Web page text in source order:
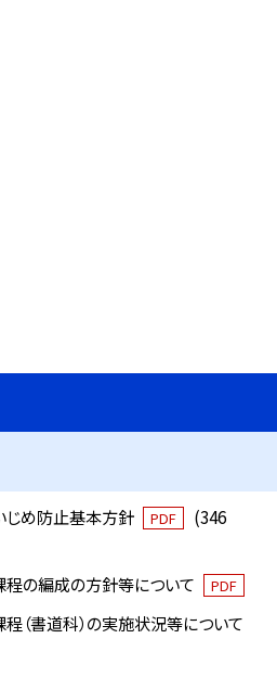
じめ防止基本方針 PDF
(346
の編成の方針等について
PDF
（書道科）の実施状況等について